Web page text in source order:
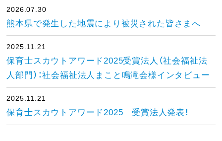
2026.07.30
熊本県で発生した地震により被災された皆さまへ
2025.11.21
保育士スカウトアワード2025受賞法人（社会福祉法
人部門）：社会福祉法人まこと鳴滝会様インタビュー
2025.11.21
保育士スカウトアワード2025 受賞法人発表！